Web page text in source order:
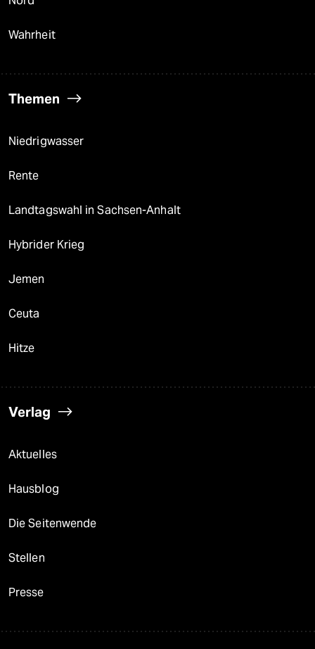
Wahrheit
Themen
Niedrigwasser
Rente
Landtagswahl in Sachsen-Anhalt
Hybrider Krieg
Jemen
Ceuta
Hitze
Verlag
Aktuelles
Hausblog
Die Seitenwende
Stellen
Presse